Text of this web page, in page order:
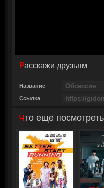
Расскажи друзьям
Название
Ссылка
Что еще посмотреть